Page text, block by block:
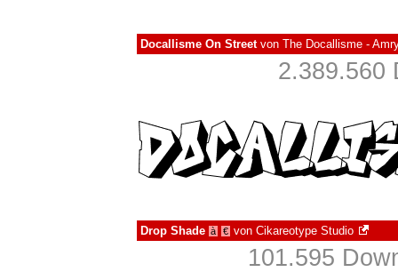
Docallisme On Streetvon The Docallisme -
2.389.560
Drop Shade à € von Cikareotype Studio
101.595